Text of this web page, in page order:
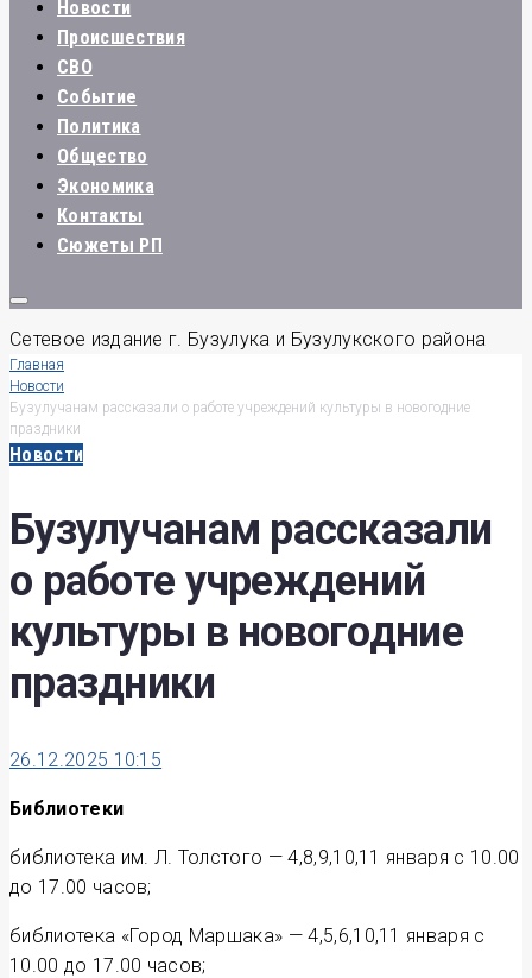
Новости
Происшествия
СВО
Событие
Политика
Общество
Экономика
Контакты
Сюжеты РП
Сетевое издание г. Бузулука и Бузулукского района
Главная
Новости
Бузулучанам рассказали о работе учреждений культуры в новогодние
праздники
Новости
Бузулучанам рассказали
о работе учреждений
культуры в новогодние
праздники
26.12.2025 10:15
Библиотеки
библиотека им. Л. Толстого — 4,8,9,10,11 января с 10.00
до 17.00 часов;
библиотека «Город Маршака» — 4,5,6,10,11 января с
10.00 до 17.00 часов;